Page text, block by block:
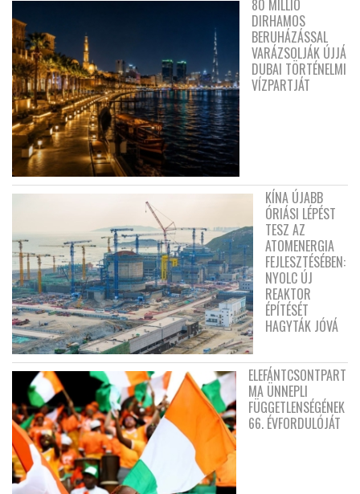
80 MILLIÓ
DIRHAMOS
BERUHÁZÁSSAL
VARÁZSOLJÁK ÚJJÁ
DUBAI TÖRTÉNELMI
VÍZPARTJÁT
KÍNA ÚJABB
ÓRIÁSI LÉPÉST
TESZ AZ
ATOMENERGIA
FEJLESZTÉSÉBEN:
NYOLC ÚJ
REAKTOR
ÉPÍTÉSÉT
HAGYTÁK JÓVÁ
ELEFÁNTCSONTPART
MA ÜNNEPLI
FÜGGETLENSÉGÉNEK
66. ÉVFORDULÓJÁT